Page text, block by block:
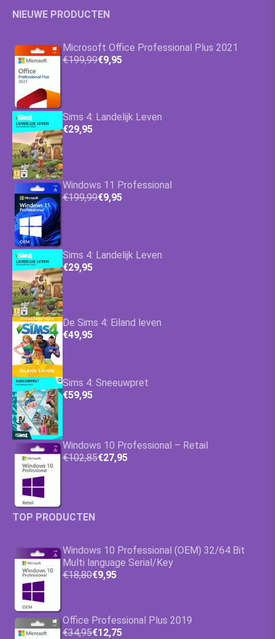
NIEUWE PRODUCTEN
Microsoft Office Professional Plus 2021
€199,99€9,95
Sims 4: Landelijk Leven
€29,95
Windows 11 Professional
€199,99€9,95
Sims 4: Landelijk Leven
€29,95
De Sims 4: Eiland leven
€49,95
Sims 4: Sneeuwpret
€59,95
Windows 10 Professional – Retail
€102,85€27,95
TOP PRODUCTEN
Windows 10 Professional (OEM) 32/64 Bit
Multi language Serial/Key
€18,80€9,95
Office Professional Plus 2019
€34,95€12,75